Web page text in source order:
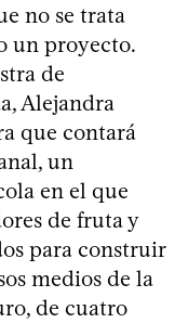
no se trata
un proyecto.
de
Alejandra
que contará
un
en el que
de fruta y
para construir
medios de la
de cuatro